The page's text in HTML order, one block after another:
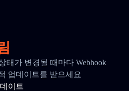
태가 변경될 때마다 Webhook
업데이트를 받으세요
이트